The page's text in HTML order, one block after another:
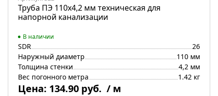
Труба ПЭ 110х4,2 мм техническая для
напорной канализации
В наличии
SDR
26
Наружный диаметр
110 мм
Толщина стенки
4,2 мм
Вес погонного метра
1.42 кг
Цена: 134.90 руб. / м